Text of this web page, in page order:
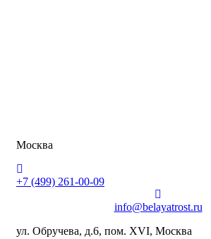
Москва
+7 (499) 261-00-09
info@belayatrost.ru
ул. Обручева, д.6, пом. XVI, Москва